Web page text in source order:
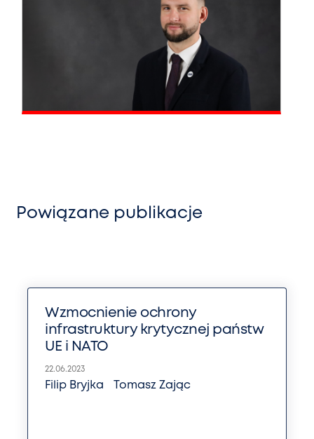
Powiązane publikacje
Wzmocnienie ochrony
infrastruktury krytycznej państw
UE i NATO
22.06.2023
Filip Bryjka Tomasz Zając